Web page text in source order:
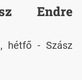
Endre
hétfő - Szász